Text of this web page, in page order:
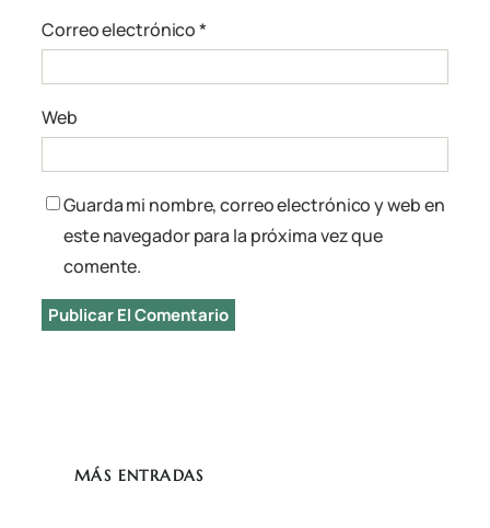
Correo electrónico*
Web
Guarda mi nombre, correo electrónico y web en
este navegador para la próxima vez que
comente.
MÁS ENTRADAS